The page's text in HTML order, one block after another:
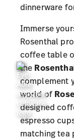
dinnerware
Immerse
Rosenthal
coffee table
the
complement
world of
designed
espresso
matching tea